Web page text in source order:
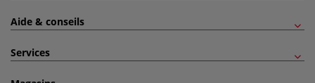
Aide & conseils
Services